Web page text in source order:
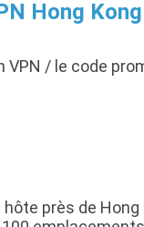
Hong
VPN / le code
près de